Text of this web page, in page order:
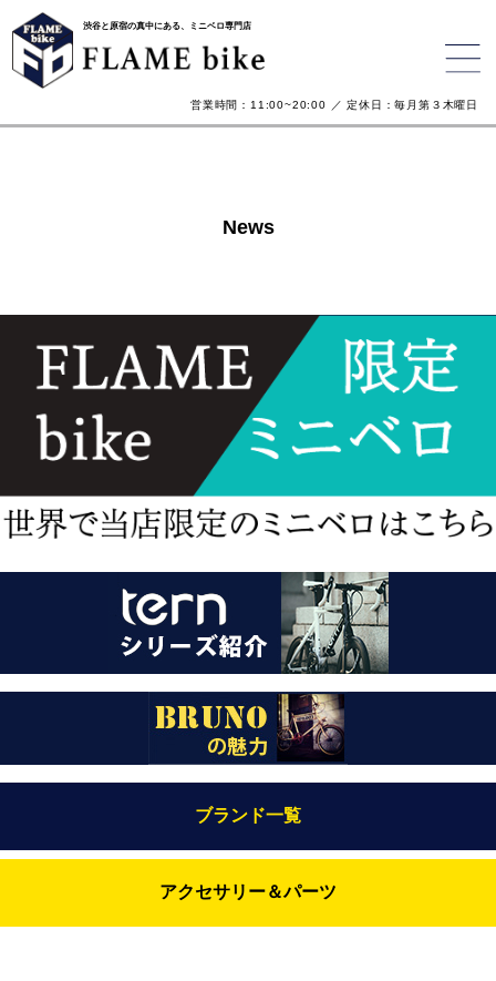
渋谷と原宿の真中にある、ミニベロ専門店
営業時間：11:00~20:00 ／ 定休日：毎月第３木曜日
News
ブランド一覧
Bianchi（ビアンキ）
BRUNO(ブルーノ)アクセサリー＆パーツ